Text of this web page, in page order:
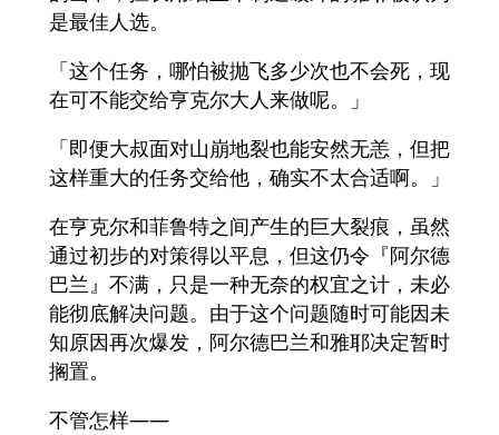
是最佳人选。
「这个任务，哪怕被抛飞多少次也不会死，现
在可不能交给亨克尔大人来做呢。」
「即便大叔面对山崩地裂也能安然无恙，但把
这样重大的任务交给他，确实不太合适啊。」
在亨克尔和菲鲁特之间产生的巨大裂痕，虽然
通过初步的对策得以平息，但这仍令『阿尔德
巴兰』不满，只是一种无奈的权宜之计，未必
能彻底解决问题。由于这个问题随时可能因未
知原因再次爆发，阿尔德巴兰和雅耶决定暂时
搁置。
不管怎样——